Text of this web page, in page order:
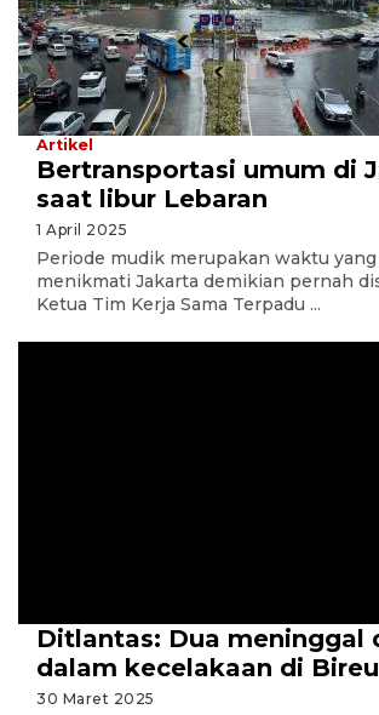
Artikel
Bertransportasi umum di
saat libur Lebaran
1 April 2025
Periode mudik merupakan waktu
menikmati Jakarta demikian pernah
Ketua Tim Kerja Sama Terpadu ...
Ditlantas: Dua meninggal
dalam kecelakaan di
30 Maret 2025